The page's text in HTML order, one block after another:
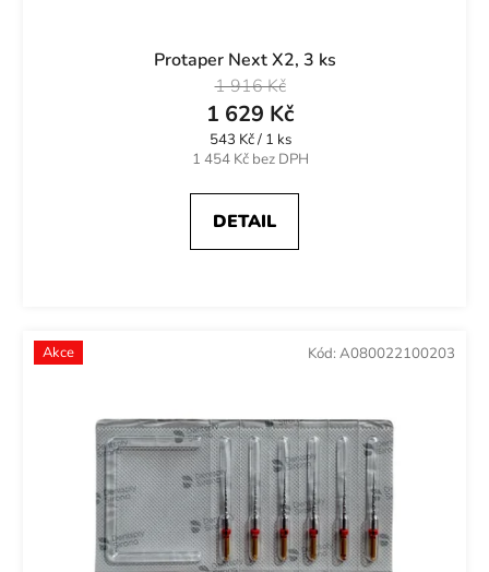
Protaper Next X2, 3 ks
1 454 Kč bez DPH
1 629 Kč
1 916 Kč
Měrná
cena:
543 Kč / 1 ks
DETAIL
Akce Kód: A080022100203